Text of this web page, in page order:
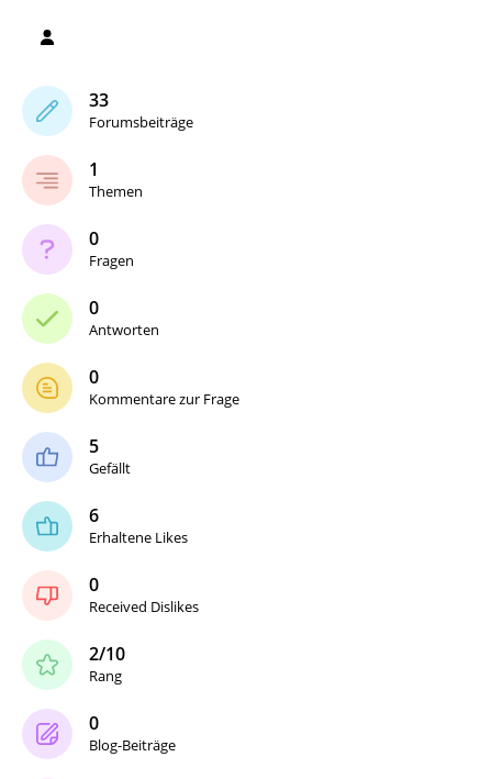
33
Forumsbeiträge
1
Themen
0
Fragen
0
Antworten
0
Kommentare zur Frage
5
Gefällt
6
Erhaltene Likes
0
Received Dislikes
2/10
Rang
0
Blog-Beiträge